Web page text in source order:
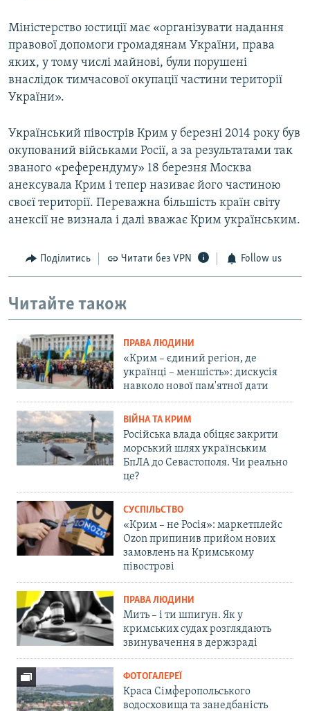
Міністерство юстиції має «організувати надання
правової допомоги громадянам України, права
яких, у тому числі майнові, були порушені
внаслідок тимчасової окупації частини території
України».
Український півострів Крим у березні 2014 року був
окупований військами Росії, а за результатами так
званого «референдуму» 18 березня Москва
анексувала Крим і тепер називає його частиною
своєї території. Переважна більшість країн світу
анексії не визнала і далі вважає Крим українським.
Поділитись Читати без VPN Follow us
Читайте також
ПРАВА ЛЮДИНИ
«Крим – єдиний регіон, де
українці – меншість»: дискусія
навколо нової пам'ятної дати
ВІЙНА ТА КРИМ
Російська влада обіцяє закрити
морський шлях українським
БпЛА до Севастополя. Чи реально
це?
СУСПІЛЬСТВО
«Крим – не Росія»: маркетплейс
Ozon припинив прийом нових
замовлень на Кримському
півострові
ПРАВА ЛЮДИНИ
Мить – і ти шпигун. Як у
кримських судах розглядають
звинувачення в держзраді
ФОТОГАЛЕРЕЇ
Краса Сімферопольського
водосховища та занедбаність